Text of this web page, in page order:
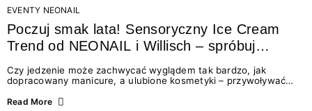
EVENTY NEONAIL
Poczuj smak lata! Sensoryczny Ice Cream
Trend od NEONAIL i Willisch – spróbuj
nowych lodów i odbierz prezent!
Czy jedzenie może zachwycać wyglądem tak bardzo, jak
dopracowany manicure, a ulubione kosmetyki – przywoływać
świata beauty i oszałamiających deserów to coś więcej niż
Read More